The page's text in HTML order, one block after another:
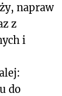
napraw
z
i
do